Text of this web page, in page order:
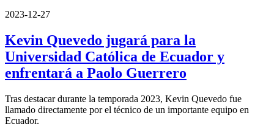
2023-12-27
Kevin Quevedo jugará para la
Universidad Católica de Ecuador y
enfrentará a Paolo Guerrero
Tras destacar durante la temporada 2023, Kevin Quevedo fue
llamado directamente por el técnico de un importante equipo en
Ecuador.